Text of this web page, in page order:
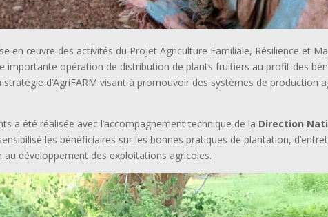
en œuvre des activités du Projet Agriculture Familiale, Résilience et
importante opération de distribution de plants fruitiers au profit des
stratégie d’AgriFARM visant à promouvoir des systèmes de
a été réalisée avec l’accompagnement technique de la Direction
les bénéficiaires sur les bonnes pratiques de plantation,
développement des exploitations agricoles.